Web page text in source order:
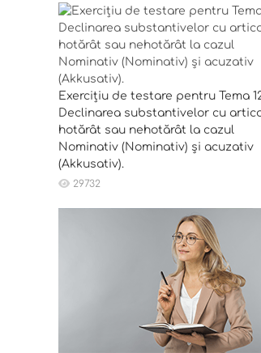
Exercițiu de testare pentru Tema
Declinarea substantivelor cu
hotărât sau nehotărât la cazul
Nominativ (Nominativ) și acuzativ
(Akkusativ).
29732